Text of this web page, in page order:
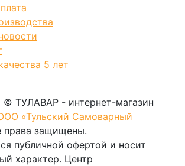
5 лет
ТУЛАВАР - интернет-магазин
«Тульский Самоварный
права защищены.
публичной офертой и носит
характер. Центр